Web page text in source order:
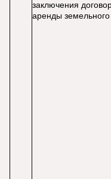
заключения
аренды земельного